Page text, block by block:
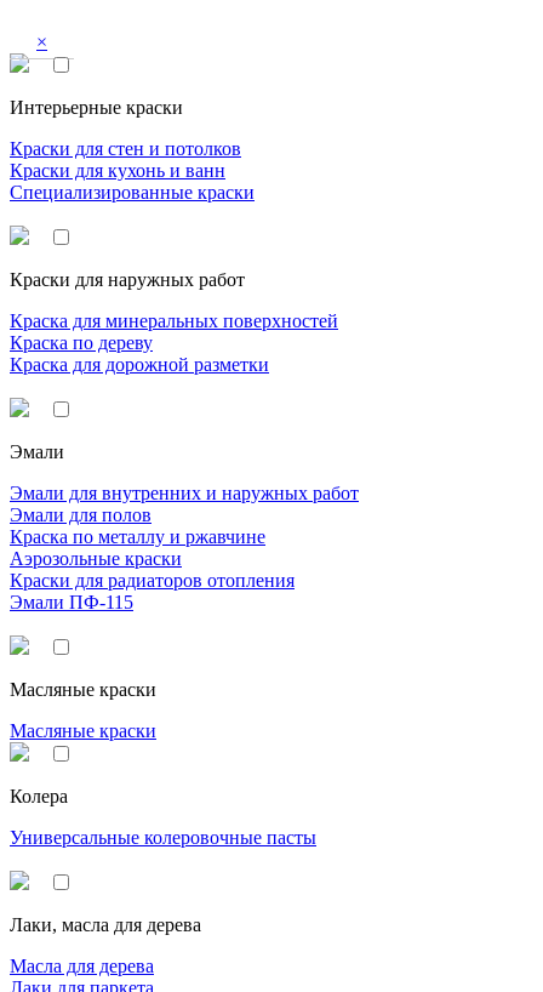
×
Интерьерные краски
Краски для стен и потолков
Краски для кухонь и ванн
Специализированные краски
Краски для наружных работ
Краска для минеральных поверхностей
Краска по дереву
Краска для дорожной разметки
Эмали
Эмали для внутренних и наружных работ
Эмали для полов
Краска по металлу и ржавчине
Аэрозольные краски
Краски для радиаторов отопления
Эмали ПФ-115
Масляные краски
Масляные краски
Колера
Универсальные колеровочные пасты
Лаки, масла для дерева
Масла для дерева
Лаки для паркета